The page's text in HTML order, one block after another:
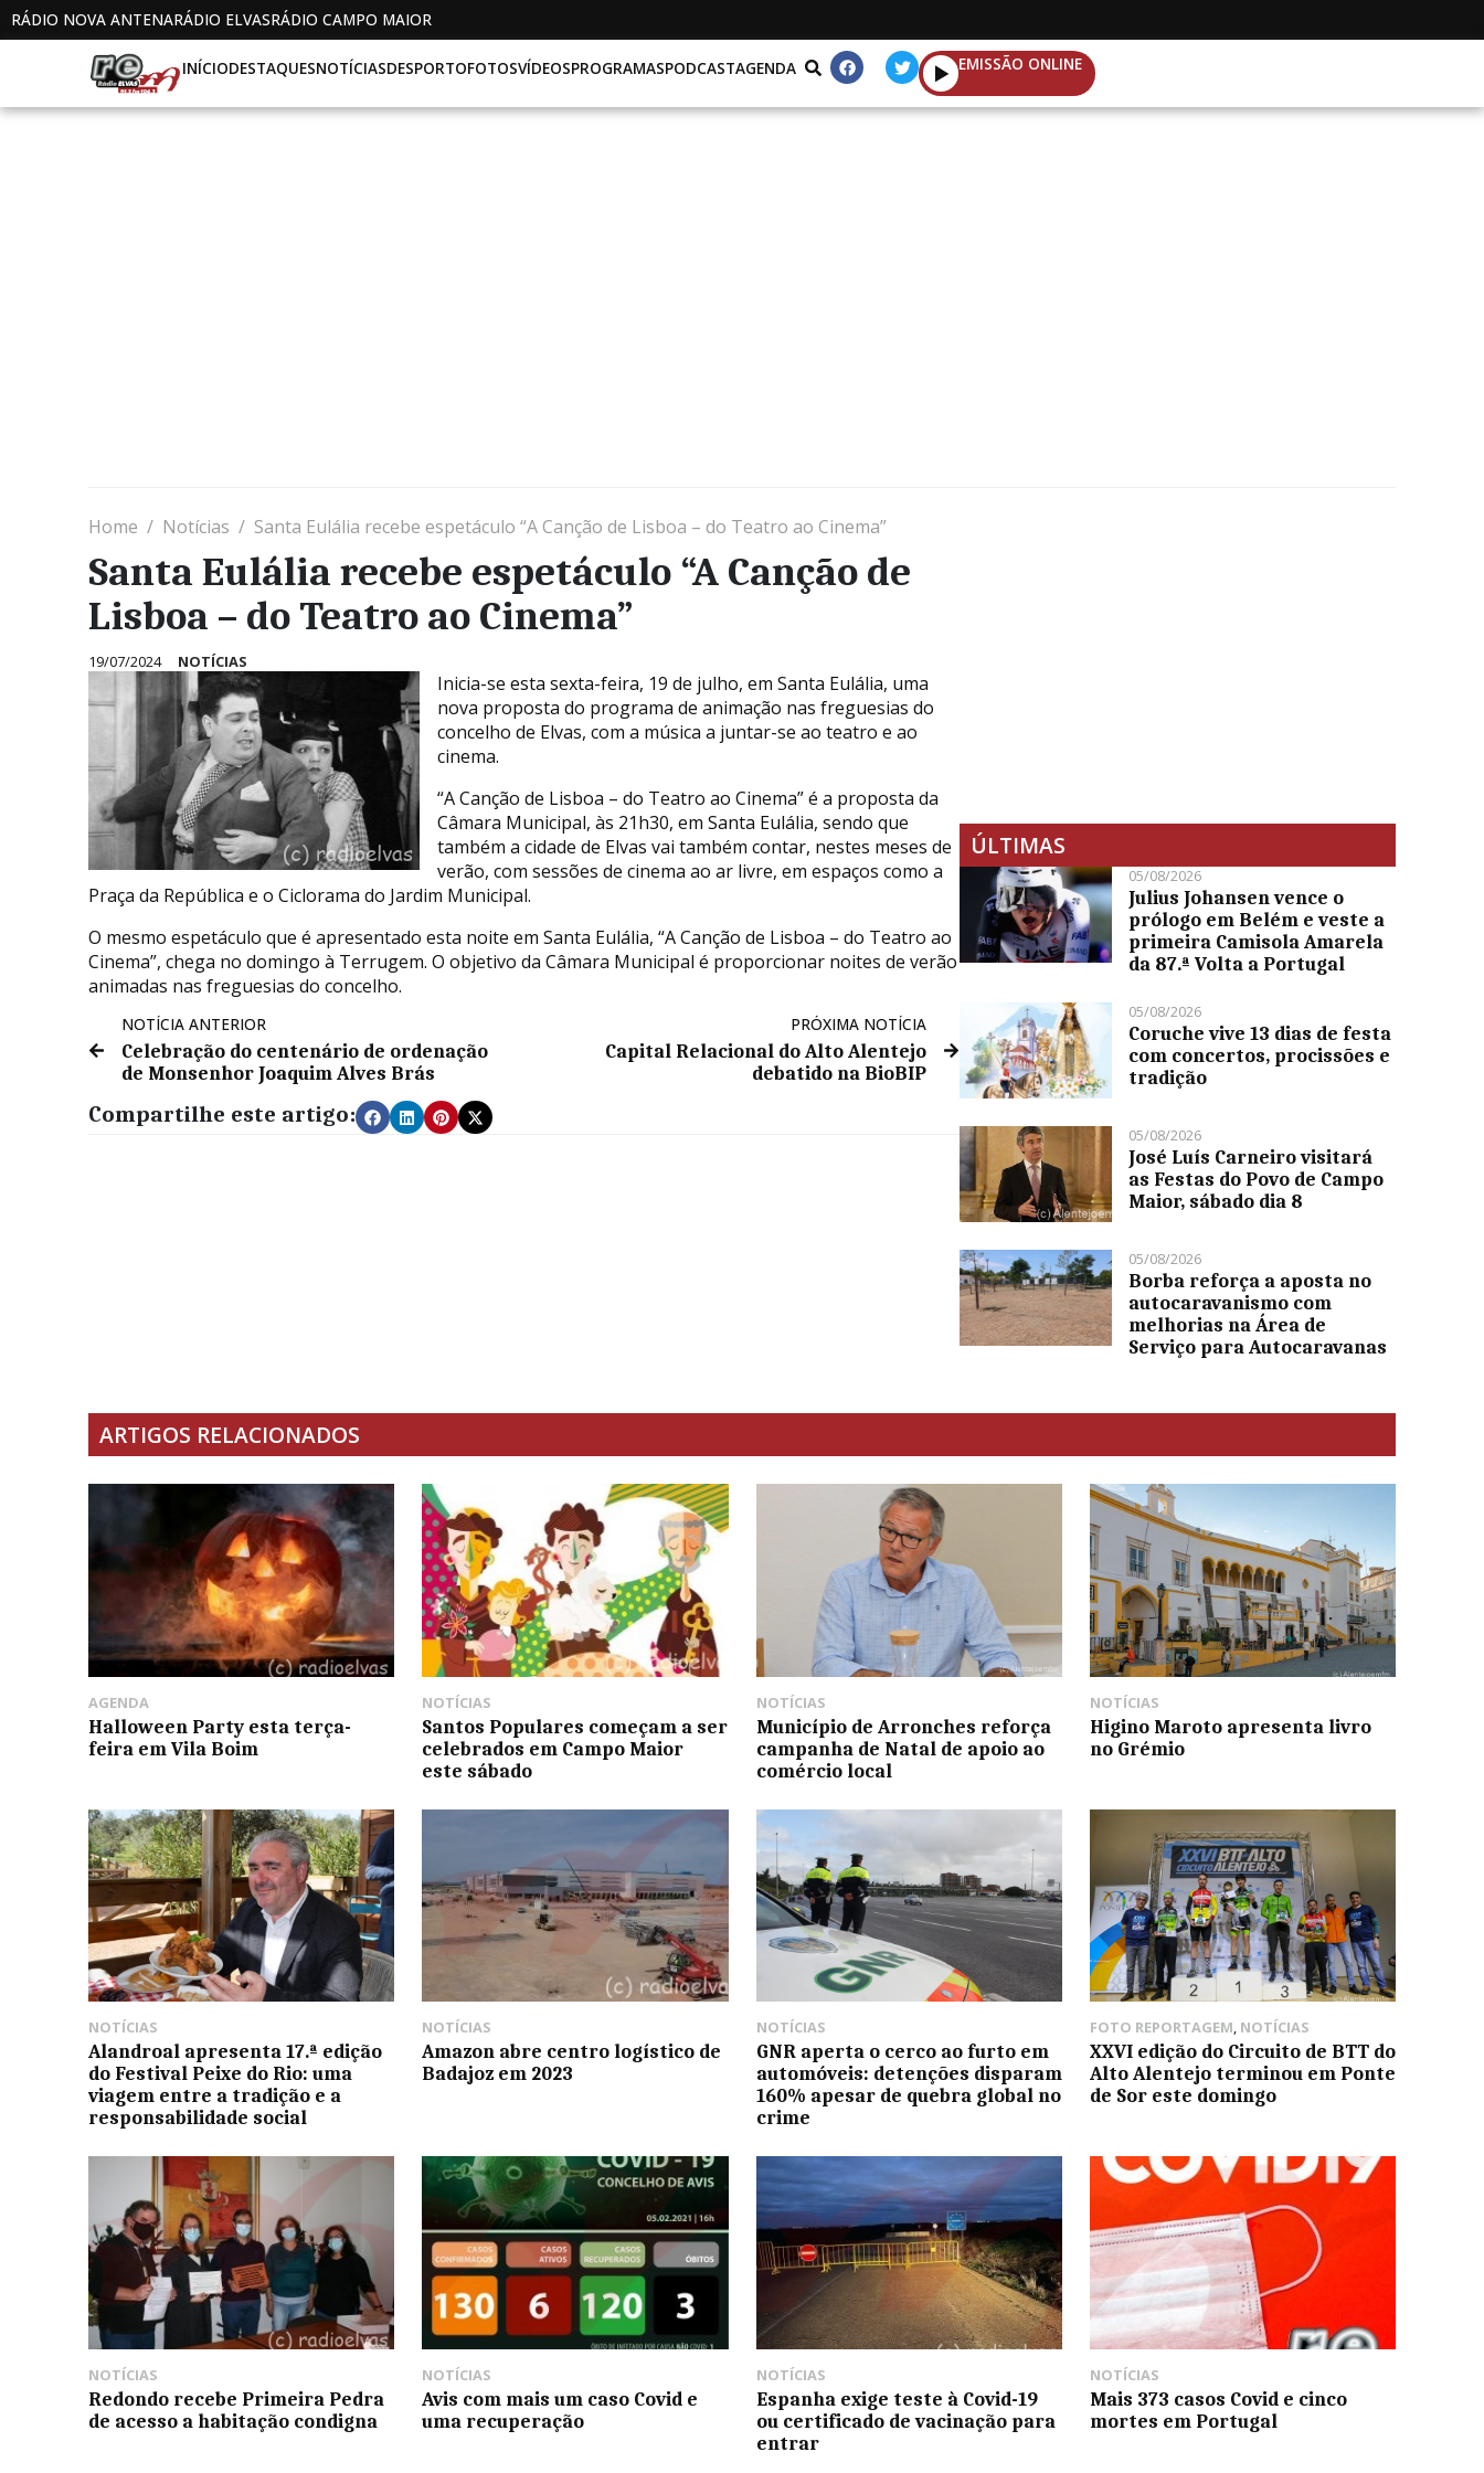
RÁDIO NOVA ANTENARÁDIO ELVASRÁDIO CAMPO MAIOR
INÍCIODESTAQUESNOTÍCIASDESPORTOFOTOSVÍDEOSPROGRAMASPODCASTAGENDA EMISSÃO ONLINE
Home Notícias Santa Eulália recebe espetáculo “A Canção de Lisboa – do Teatro ao Cinema”
Santa Eulália recebe espetáculo “A Canção de
Lisboa – do Teatro ao Cinema”
19/07/2024 NOTÍCIAS
Inicia-se esta sexta-feira, 19 de julho, em Santa Eulália, uma
nova proposta do programa de animação nas freguesias do
concelho de Elvas, com a música a juntar-se ao teatro e ao
cinema.
“A Canção de Lisboa – do Teatro ao Cinema” é a proposta da
Câmara Municipal, às 21h30, em Santa Eulália, sendo que
também a cidade de Elvas vai também contar, nestes meses de
verão, com sessões de cinema ao ar livre, em espaços como a
Praça da República e o Ciclorama do Jardim Municipal.
O mesmo espetáculo que é apresentado esta noite em Santa Eulália, “A Canção de Lisboa – do Teatro ao
Cinema”, chega no domingo à Terrugem. O objetivo da Câmara Municipal é proporcionar noites de verão
animadas nas freguesias do concelho.
NOTÍCIA ANTERIOR
Celebração do centenário de ordenação
de Monsenhor Joaquim Alves Brás
PRÓXIMA NOTÍCIA
Capital Relacional do Alto Alentejo
debatido na BioBIP
Compartilhe este artigo:
ÚLTIMAS
05/08/2026
Julius Johansen vence o
prólogo em Belém e veste a
primeira Camisola Amarela
da 87.ª Volta a Portugal
05/08/2026
Coruche vive 13 dias de festa
com concertos, procissões e
tradição
05/08/2026
José Luís Carneiro visitará
as Festas do Povo de Campo
Maior, sábado dia 8
05/08/2026
Borba reforça a aposta no
autocaravanismo com
melhorias na Área de
Serviço para Autocaravanas
ARTIGOS RELACIONADOS
AGENDA
Halloween Party esta terça-
feira em Vila Boim
NOTÍCIAS
Santos Populares começam a ser
celebrados em Campo Maior
este sábado
NOTÍCIAS
Município de Arronches reforça
campanha de Natal de apoio ao
comércio local
NOTÍCIAS
Higino Maroto apresenta livro
no Grémio
NOTÍCIAS
Alandroal apresenta 17.ª edição
do Festival Peixe do Rio: uma
viagem entre a tradição e a
responsabilidade social
NOTÍCIAS
Amazon abre centro logístico de
Badajoz em 2023
NOTÍCIAS
GNR aperta o cerco ao furto em
automóveis: detenções disparam
160% apesar de quebra global no
crime
FOTO REPORTAGEM, NOTÍCIAS
XXVI edição do Circuito de BTT do
Alto Alentejo terminou em Ponte
de Sor este domingo
NOTÍCIAS
Redondo recebe Primeira Pedra
de acesso a habitação condigna
NOTÍCIAS
Avis com mais um caso Covid e
uma recuperação
NOTÍCIAS
Espanha exige teste à Covid-19
ou certificado de vacinação para
entrar
NOTÍCIAS
Mais 373 casos Covid e cinco
mortes em Portugal